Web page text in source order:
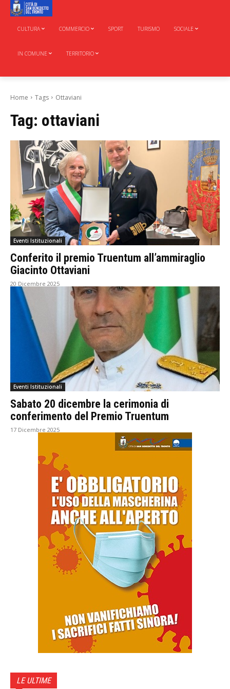
CULTURA COMMERCIO SPORT TURISMO SOCIALE
IN COMUNE TERRITORIO
Home Tags Ottaviani
Tag: ottaviani
Eventi Istituzionali
Conferito il premio Truentum all’ammiraglio
Giacinto Ottaviani
20 Dicembre 2025
Eventi Istituzionali
Sabato 20 dicembre la cerimonia di
conferimento del Premio Truentum
17 Dicembre 2025
LE ULTIME